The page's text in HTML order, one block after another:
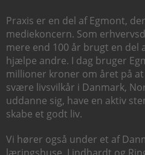
Praxis er en del af Egmont,
mediekoncern. Som
mere end 100 år brugt en del
hjælpe andre. I dag bruger
millioner kroner om året på
svære livsvilkår i Danmark,
uddanne sig, have en aktiv
skabe et godt liv.
Vi hører også under et af